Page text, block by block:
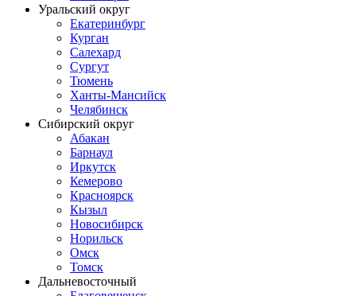
Уральский округ
Екатеринбург
Курган
Салехард
Сургут
Тюмень
Ханты-Мансийск
Челябинск
Сибирский округ
Абакан
Барнаул
Иркутск
Кемерово
Красноярск
Кызыл
Новосибирск
Норильск
Омск
Томск
Дальневосточный